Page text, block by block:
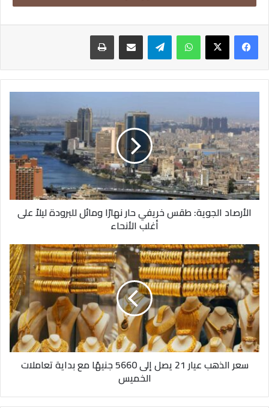
فيسبوك ‫X واتساب تيلقرام مشاركة عبر البريد طباعة
طقس
خريفي
حار
نهارًا
ومائل
للبرودة
ليلاً
علىالأرصاد الجوية: طقس خريفي حار نهارًا ومائل للبرودة ليلاً على
أغلب الأنحاء
سعر
الذهب
عيار
21
يصل
إلى
5660
جنيهًا
مع
بداية
سعر الذهب عيار 21 يصل إلى 5660 جنيهًا مع بداية تعاملات
الخميس